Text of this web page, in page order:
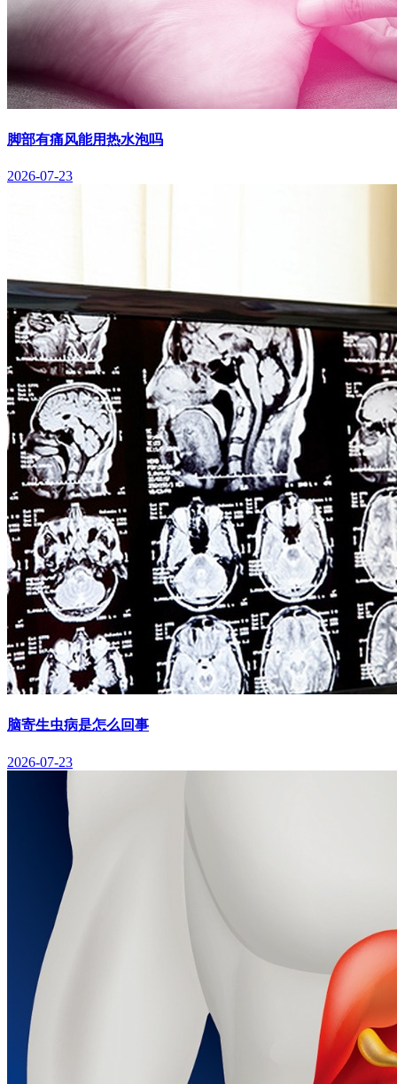
脚部有痛风能用热水泡吗
2026-07-23
脑寄生虫病是怎么回事
2026-07-23